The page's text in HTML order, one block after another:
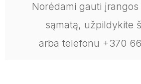
Norėdami gauti
sąmatą, užpildykite
arba telefonu +370